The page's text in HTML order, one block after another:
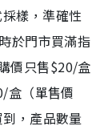
樣，準確性
於門市買滿指
價只售$20/盒
盒（單售價
，產品數量